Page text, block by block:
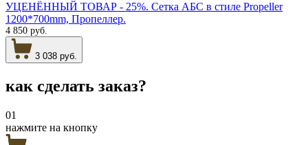
УЦЕНЁННЫЙ ТОВАР - 25%. Сетка АБС в стиле Propeller
1200*700mm, Пропеллер.
4 850 руб.
3 038 руб.
как сделать заказ?
01
нажмите на кнопку